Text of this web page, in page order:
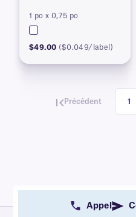
1 po x 0,75 po
$49.00 ($0.049/label)
Précédent 1
Appel